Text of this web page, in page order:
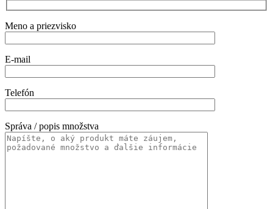
Meno a priezvisko
E-mail
Telefón
Správa / popis množstva